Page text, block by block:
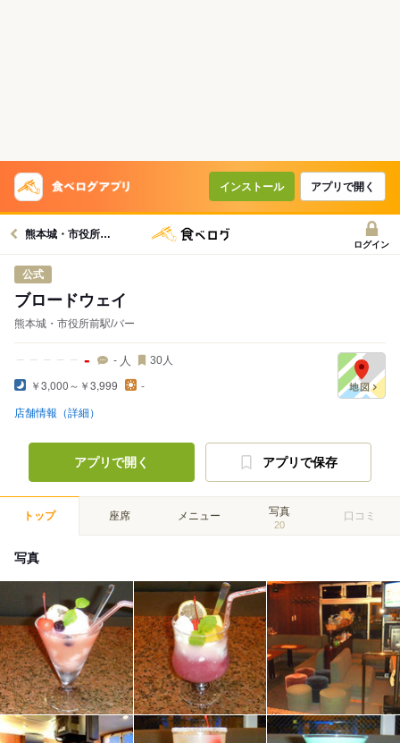
インストール アプリで開く
熊本城・市役所前駅グルメへ
ログイン
公式
ブロードウェイ
熊本城・市役所前駅/バー
- - 人 30人
￥3,000～￥3,999 -
店舗情報（詳細）
アプリで開く アプリで保存
トップ 座席 メニュー 写真
20
口コミ
写真